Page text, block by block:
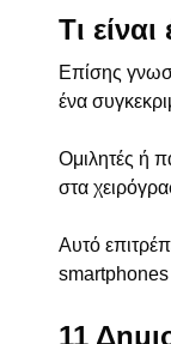
Τι
Επίσης
ένα
Ομιλητές ή
στα
Αυτό
smartphones
11